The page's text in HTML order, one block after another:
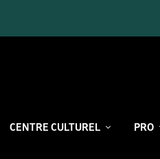
CENTRE CULTUREL PRO